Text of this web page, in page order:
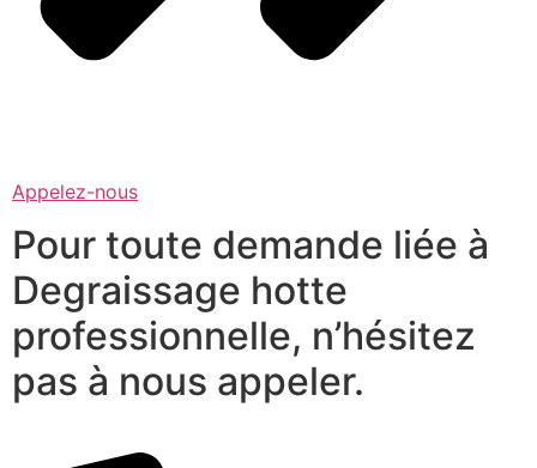
Appelez-nous
Pour toute demande liée à
Degraissage hotte
professionnelle, n’hésitez
pas à nous appeler.